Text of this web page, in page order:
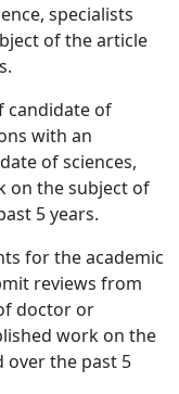
specialists
of the article
candidate of
with an
of sciences,
on the subject of
5 years.
for the academic
reviews from
doctor or
work on the
over the past 5